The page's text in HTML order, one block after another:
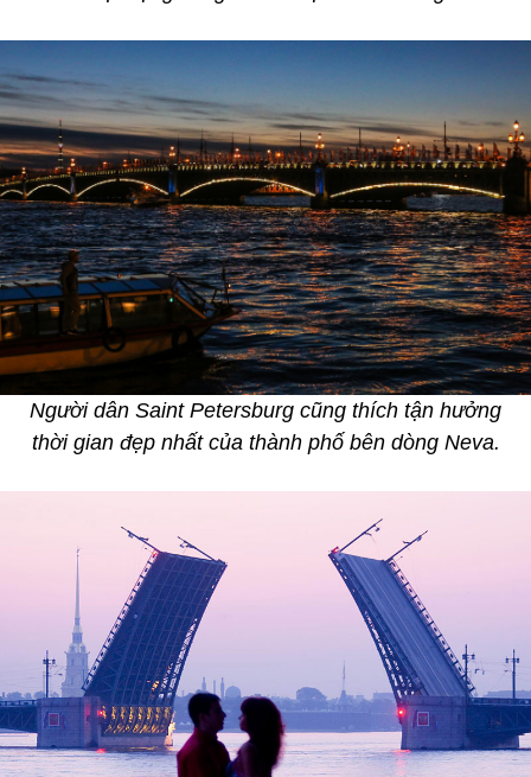
Người dân Saint Petersburg cũng thích tận hưởng
thời gian đẹp nhất của thành phố bên dòng Neva.